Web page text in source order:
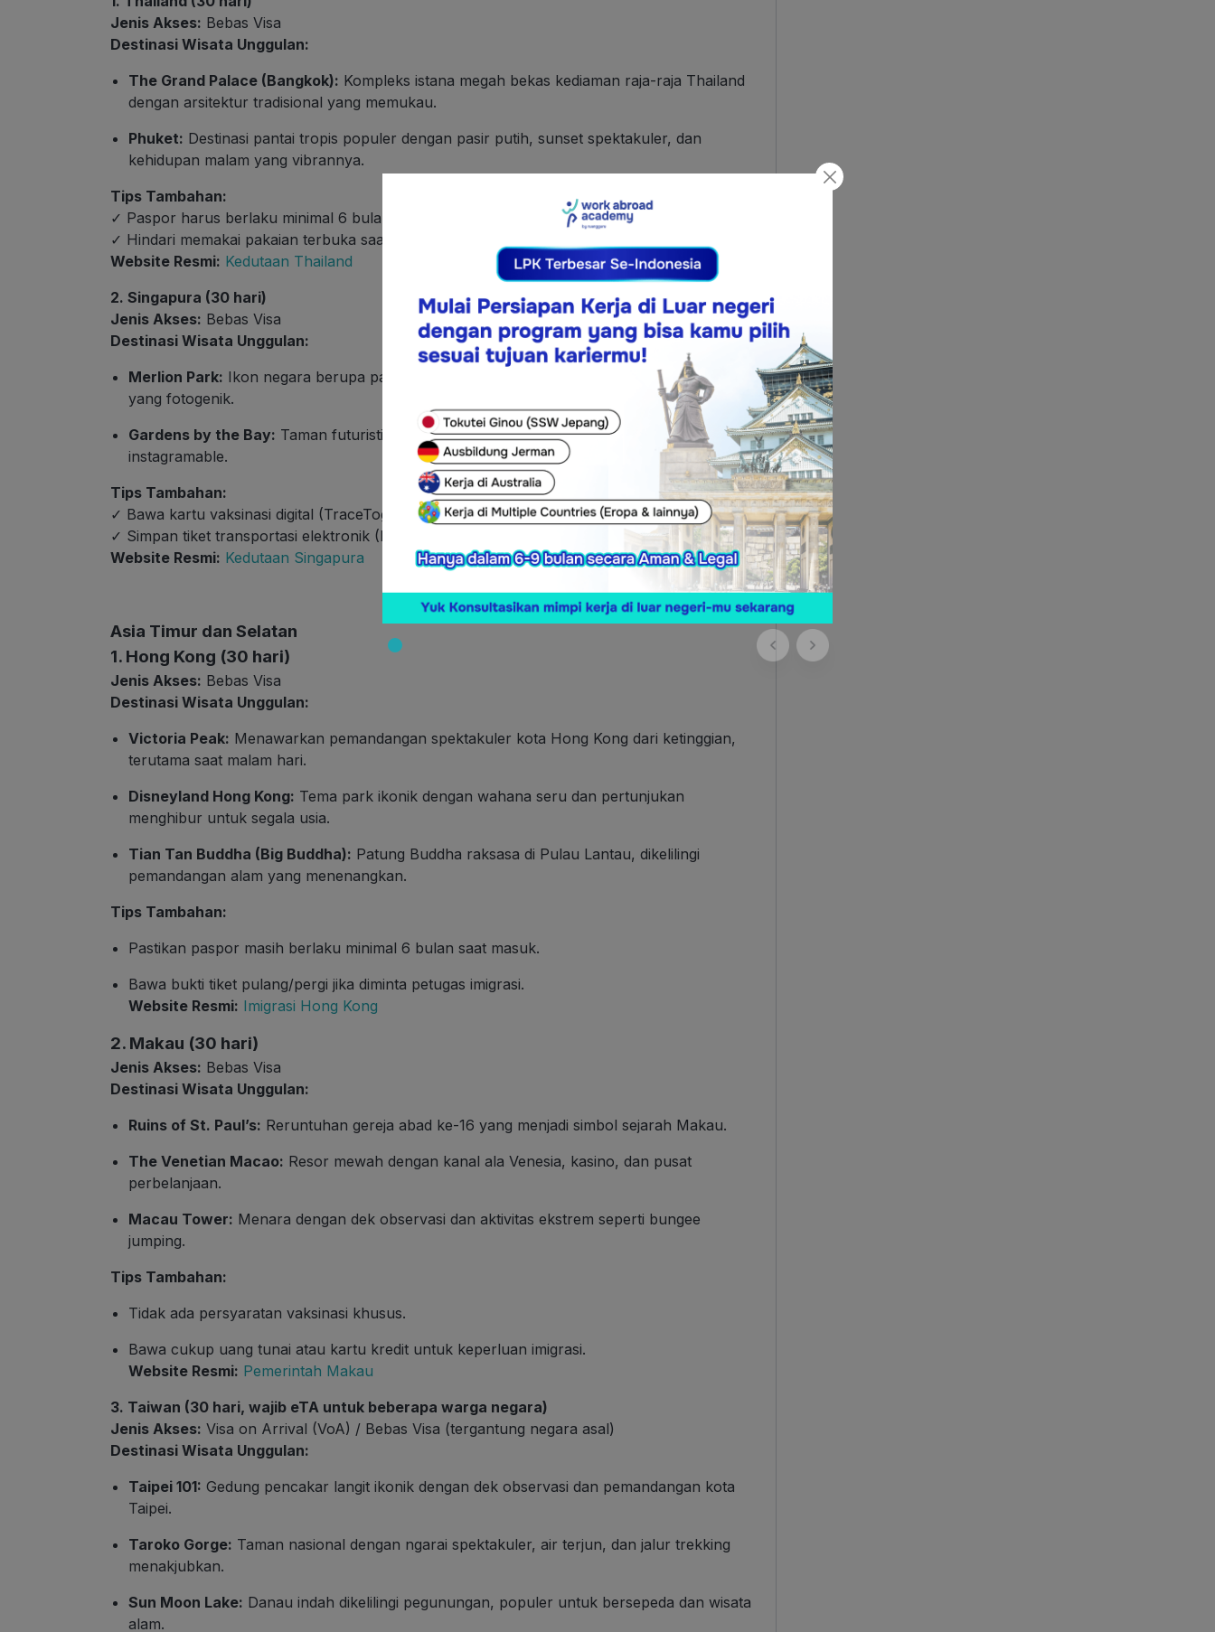
Jenis Akses: Bebas Visa
Destinasi Wisata Unggulan:
The Grand Palace (Bangkok): Kompleks istana megah bekas kediaman raja-raja Thailand
dengan arsitektur tradisional yang memukau.
Phuket: Destinasi pantai tropis populer dengan pasir putih, sunset spektakuler, dan
kehidupan malam yang vibrannya.
Tips Tambahan:
✓ Paspor harus berlaku minimal 6 bulan
✓ Hindari memakai pakaian terbuka saat mengunjungi kuil
Website Resmi: Kedutaan Thailand
2. Singapura (30 hari)
Jenis Akses: Bebas Visa
Destinasi Wisata Unggulan:
Merlion Park: Ikon negara berupa patung singa-ikan dengan latar belakang Marina Bay
yang fotogenik.
Gardens by the Bay: Taman futuristik dengan Supertree Grove dan Flower Dome yang
instagramable.
Tips Tambahan:
✓ Bawa kartu vaksinasi digital (TraceTogether)
✓ Simpan tiket transportasi elektronik (EZ-Link Card)
Website Resmi: Kedutaan Singapura
Asia Timur dan Selatan
1. Hong Kong (30 hari)
Jenis Akses: Bebas Visa
Destinasi Wisata Unggulan:
Victoria Peak: Menawarkan pemandangan spektakuler kota Hong Kong dari ketinggian,
terutama saat malam hari.
Disneyland Hong Kong: Tema park ikonik dengan wahana seru dan pertunjukan
menghibur untuk segala usia.
Tian Tan Buddha (Big Buddha): Patung Buddha raksasa di Pulau Lantau, dikelilingi
pemandangan alam yang menenangkan.
Tips Tambahan:
Pastikan paspor masih berlaku minimal 6 bulan saat masuk.
Bawa bukti tiket pulang/pergi jika diminta petugas imigrasi.
Website Resmi: Imigrasi Hong Kong
2. Makau (30 hari)
Jenis Akses: Bebas Visa
Destinasi Wisata Unggulan:
Ruins of St. Paul’s: Reruntuhan gereja abad ke-16 yang menjadi simbol sejarah Makau.
The Venetian Macao: Resor mewah dengan kanal ala Venesia, kasino, dan pusat
perbelanjaan.
Macau Tower: Menara dengan dek observasi dan aktivitas ekstrem seperti bungee
jumping.
Tips Tambahan:
Tidak ada persyaratan vaksinasi khusus.
Bawa cukup uang tunai atau kartu kredit untuk keperluan imigrasi.
Website Resmi: Pemerintah Makau
3. Taiwan (30 hari, wajib eTA untuk beberapa warga negara)
Jenis Akses: Visa on Arrival (VoA) / Bebas Visa (tergantung negara asal)
Destinasi Wisata Unggulan:
Taipei 101: Gedung pencakar langit ikonik dengan dek observasi dan pemandangan kota
Taipei.
Taroko Gorge: Taman nasional dengan ngarai spektakuler, air terjun, dan jalur trekking
menakjubkan.
Sun Moon Lake: Danau indah dikelilingi pegunungan, populer untuk bersepeda dan wisata
alam.